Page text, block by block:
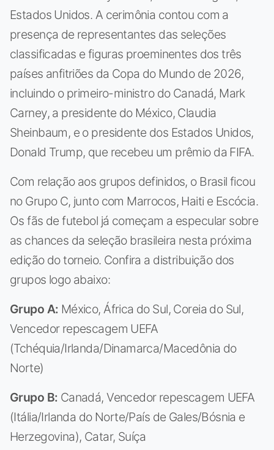
Estados Unidos. A cerimônia contou com a
presença de representantes das seleções
classificadas e figuras proeminentes dos três
países anfitriões da Copa do Mundo de 2026,
incluindo o primeiro-ministro do Canadá, Mark
Carney, a presidente do México, Claudia
Sheinbaum, e o presidente dos Estados Unidos,
Donald Trump, que recebeu um prêmio da FIFA.
Com relação aos grupos definidos, o Brasil ficou
no Grupo C, junto com Marrocos, Haiti e Escócia.
Os fãs de futebol já começam a especular sobre
as chances da seleção brasileira nesta próxima
edição do torneio. Confira a distribuição dos
grupos logo abaixo:
Grupo A: México, África do Sul, Coreia do Sul,
Vencedor repescagem UEFA
(Tchéquia/Irlanda/Dinamarca/Macedônia do
Norte)
Grupo B: Canadá, Vencedor repescagem UEFA
(Itália/Irlanda do Norte/País de Gales/Bósnia e
Herzegovina), Catar, Suíça